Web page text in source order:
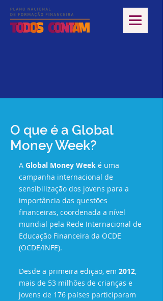
O que é a Global
Money Week?
A Global Money Week é uma
campanha internacional de
sensibilização dos jovens para a
importância das questões
financeiras, coordenada a nível
mundial pela Rede Internacional de
Educação Financeira da OCDE
(OCDE/INFE).
Desde a primeira edição, em 2012,
mais de 53 milhões de crianças e
jovens de 176 países participaram